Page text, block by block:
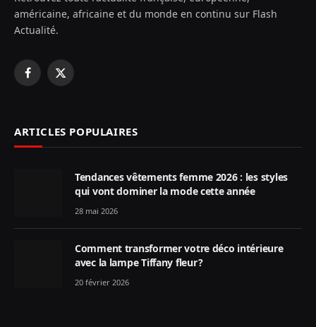
américaine, africaine et du monde en continu sur Flash
Actualité.
Facebook
X
ARTICLES POPULAIRES
Tendances vêtements femme 2026 : les styles
qui vont dominer la mode cette année
28 mai 2026
Comment transformer votre déco intérieure
avec la lampe Tiffany fleur ?
20 février 2026